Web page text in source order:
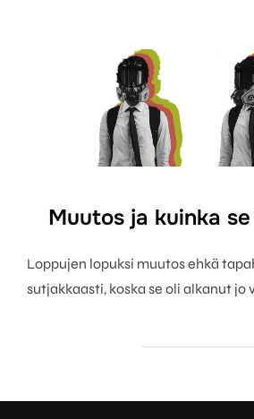
Muutos ja kuinka
Loppujen lopuksi muutos ehkä
sutjakkaasti, koska se oli alkanut jo